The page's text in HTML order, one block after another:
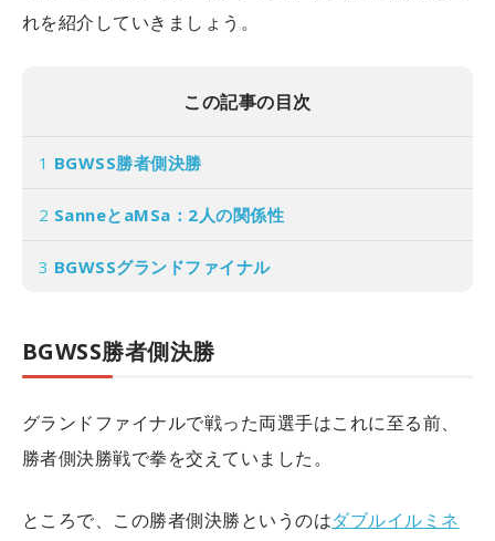
れを紹介していきましょう。
この記事の目次
1 BGWSS勝者側決勝
2 SanneとaMSa：2人の関係性
3 BGWSSグランドファイナル
BGWSS勝者側決勝
グランドファイナルで戦った両選手はこれに至る前、
勝者側決勝戦で拳を交えていました。
ところで、この勝者側決勝というのはダブルイルミネ